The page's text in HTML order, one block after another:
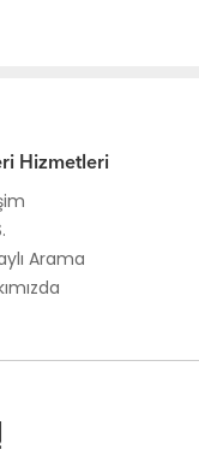
Hizmetleri
Arama